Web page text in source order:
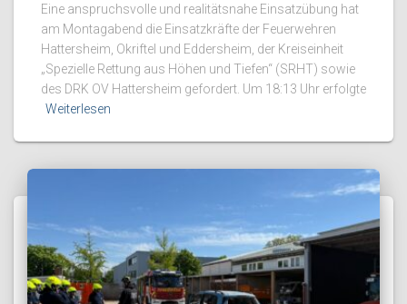
Eine anspruchsvolle und realitätsnahe Einsatzübung hat
am Montagabend die Einsatzkräfte der Feuerwehren
Hattersheim, Okriftel und Eddersheim, der Kreiseinheit
„Spezielle Rettung aus Höhen und Tiefen“ (SRHT) sowie
des DRK OV Hattersheim gefordert. Um 18:13 Uhr erfolgte
Weiterlesen